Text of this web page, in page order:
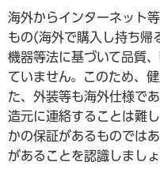
海外からインターネット
もの(海外で購入し持ち帰
機器等法に基づいて品質
ていません。このため、
た、外装等も海外仕様で
造元に連絡することは難
かの保証があるものでは
があることを認識しましょ